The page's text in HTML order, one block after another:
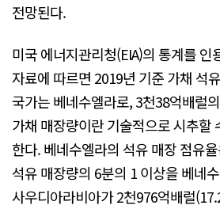
전망된다.
미국 에너지관리청(EIA)의 통계를 인
자료에 따르면 2019년 기준 가채 석
국가는 베네수엘라로, 3천38억배럴
가채 매장량이란 기술적으로 시추할
한다. 베네수엘라의 석유 매장 점유
석유 매장량의 6분의 1 이상을 베네
사우디아라비아가 2천976억배럴